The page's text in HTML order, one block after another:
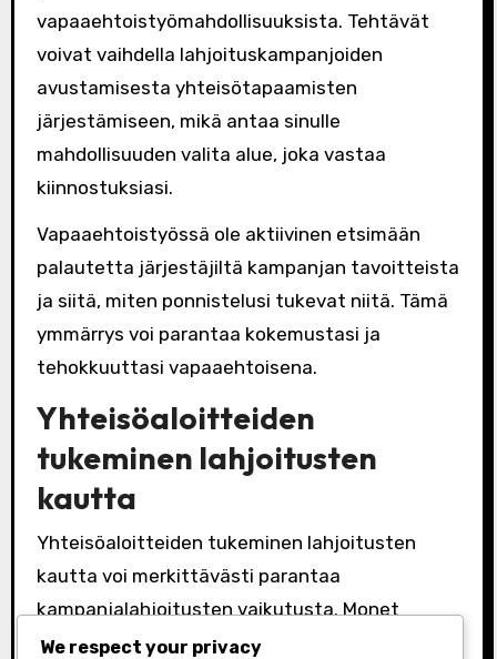
vapaaehtoistyömahdollisuuksista. Tehtävät
voivat vaihdella lahjoituskampanjoiden
avustamisesta yhteisötapaamisten
järjestämiseen, mikä antaa sinulle
mahdollisuuden valita alue, joka vastaa
kiinnostuksiasi.
Vapaaehtoistyössä ole aktiivinen etsimään
palautetta järjestäjiltä kampanjan tavoitteista
ja siitä, miten ponnistelusi tukevat niitä. Tämä
ymmärrys voi parantaa kokemustasi ja
tehokkuuttasi vapaaehtoisena.
Yhteisöaloitteiden
tukeminen lahjoitusten
kautta
Yhteisöaloitteiden tukeminen lahjoitusten
kautta voi merkittävästi parantaa
kampanjalahjoitusten vaikutusta. Monet
paikalliset organisaatiot luottavat lahjoituksiin
We respect your privacy